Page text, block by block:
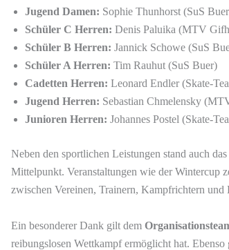
Jugend Damen: Sophie Thunhorst (SuS
Schüler C Herren: Denis Paluika (MTV
Schüler B Herren: Jannick Schowe (SuS
Schüler A Herren: Tim Rauhut (SuS Buer)
Cadetten Herren: Leonard Endler (Skate-
Jugend Herren: Sebastian Chmelensky
Junioren Herren: Johannes Postel (Skate-
Neben den sportlichen Leistungen stand auch das
Mittelpunkt. Veranstaltungen wie der Wintercup
zwischen Vereinen, Trainern, Kampfrichtern
Ein besonderer Dank gilt dem
reibungslosen Wettkampf ermöglicht hat. Ebenso